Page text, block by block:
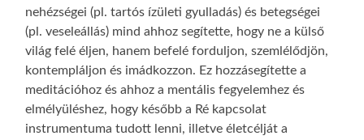
nehézségei (pl. tartós ízületi gyulladás) és betegségei
(pl. veseleállás) mind ahhoz segítette, hogy ne a külső
világ felé éljen, hanem befelé forduljon, szemlélődjön,
kontempláljon és imádkozzon. Ez hozzásegítette a
meditációhoz és ahhoz a mentális fegyelemhez és
elmélyüléshez, hogy később a Ré kapcsolat
instrumentuma tudott lenni, illetve életcélját a